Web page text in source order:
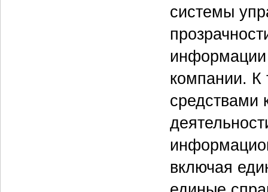
системы
информации
компании. К
средствами
включая